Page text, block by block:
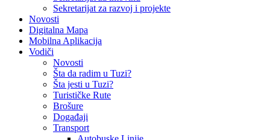
Sekretarijat za razvoj i projekte
Novosti
Digitalna Mapa
Mobilna Aplikacija
Vodiči
Novosti
Šta da radim u Tuzi?
Šta jesti u Tuzi?
Turističke Rute
Brošure
Događaji
Transport